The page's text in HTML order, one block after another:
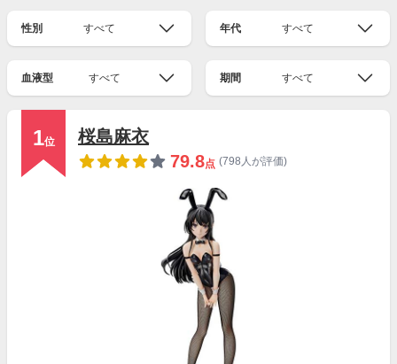
性別 すべて 年代 すべて
血液型 すべて 期間 すべて
1位
桜島麻衣
79.8点 (798人が評価)